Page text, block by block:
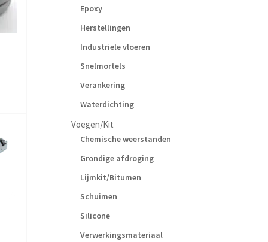
Epoxy
Herstellingen
Industriele vloeren
Snelmortels
Verankering
Waterdichting
Voegen/Kit
Chemische weerstanden
Grondige afdroging
Lijmkit/Bitumen
Schuimen
Silicone
Verwerkingsmateriaal